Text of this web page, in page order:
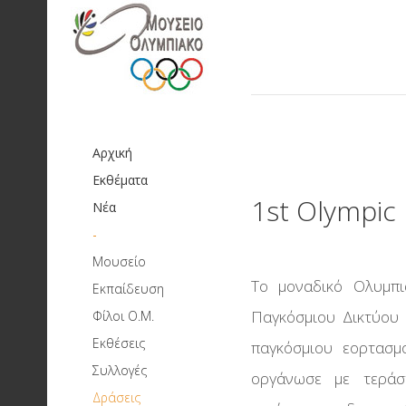
1st Olympic
Το μοναδικό
Παγκόσμιου
παγκόσμιου
οργάνωσε με
Αρχική
Εκθέματα
Νέα
-
Μουσείο
Κτιριακές Εγκαταστάσεις
Εκπαίδευση
Μουσειοπαιδαγωγικά
Προγράμματα
Πρωτοβάθμια Εκπαίδευση
Δευτεροβάθμια Εκπαίδευση
Φίλοι Ο.Μ.
Εκθέσεις
Ολυμπιακοί Αγώνες:
ιστορίας
Προσεχείς
Συλλογές Συλλεκτική πολιτική
Δράσεις Peace Project